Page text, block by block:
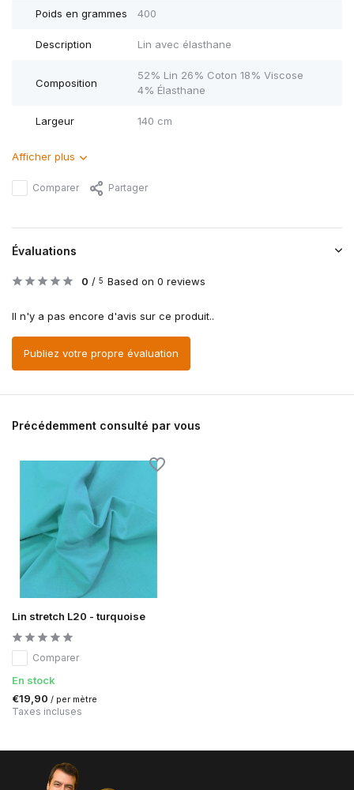
Poids en grammes 400
Description Lin avec élasthane
Composition
52% Lin 26% Coton 18% Viscose
4% Élasthane
Largeur 140 cm
Afficher plus
Comparer Partager
Évaluations
0 / 5 Based on 0 reviews
Il n'y a pas encore d'avis sur ce produit..
Publiez votre propre évaluation
Précédemment consulté par vous
Lin stretch L20 - turquoise
Comparer
En stock
€19,90 / per mètre
Taxes incluses